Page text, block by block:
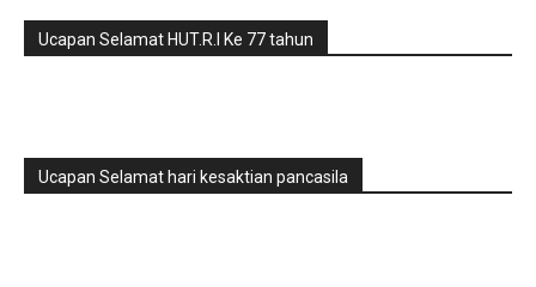
Ucapan Selamat HUT.R.I Ke 77 tahun
Ucapan Selamat hari kesaktian pancasila